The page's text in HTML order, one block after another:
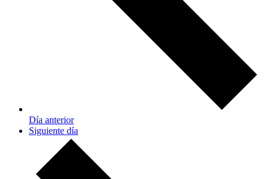
Día anterior
Siguiente día